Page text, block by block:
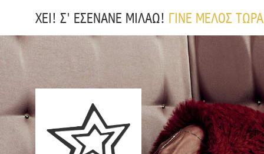
ΧΕΙ! Σ' ΕΣΕΝΑΝΕ ΜΙΛΑΩ! ΓΙΝΕ ΜΕΛΟΣ